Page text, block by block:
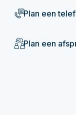
Plan een
Plan een